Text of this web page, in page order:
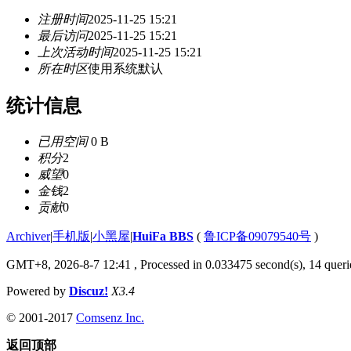
注册时间2025-11-25 15:21
最后访问2025-11-25 15:21
上次活动时间2025-11-25 15:21
所在时区使用系统默认
统计信息
已用空间0 B
积分2
威望0
金钱2
贡献0
Archiver|手机版|小黑屋|HuiFa BBS ( 鲁ICP备09079540号 )
GMT+8, 2026-8-7 12:41 , Processed in 0.033475 second(s), 14
Powered by Discuz! X3.4
© 2001-2017 Comsenz Inc.
返回顶部